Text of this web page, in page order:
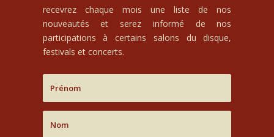
recevrez chaque mois une liste de nos
nouveautés et serez informé de nos
participations à certains salons du disque,
festivals et concerts.